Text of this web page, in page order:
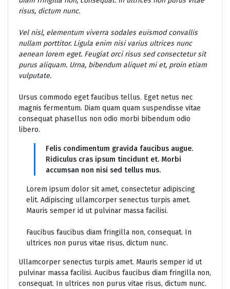
risus, dictum nunc.
Vel nisl, elementum viverra sodales euismod convallis
nullam porttitor. Ligula enim nisi varius ultrices nunc
aenean lorem eget. Feugiat orci risus sed consectetur sit
purus aliquam. Urna, bibendum aliquet mi et, proin etiam
vulputate.
Ursus commodo eget faucibus tellus. Eget netus nec
magnis fermentum. Diam quam quam suspendisse vitae
consequat phasellus non odio morbi bibendum odio
libero.
Felis condimentum gravida faucibus augue.
Ridiculus cras ipsum tincidunt et. Morbi
accumsan non nisi sed tellus mus.
Lorem ipsum dolor sit amet, consectetur adipiscing
elit. Adipiscing ullamcorper senectus turpis amet.
Mauris semper id ut pulvinar massa facilisi.
Faucibus faucibus diam fringilla non, consequat. In
ultrices non purus vitae risus, dictum nunc.
Ullamcorper senectus turpis amet. Mauris semper id ut
pulvinar massa facilisi. Aucibus faucibus diam fringilla non,
consequat. In ultrices non purus vitae risus, dictum nunc.